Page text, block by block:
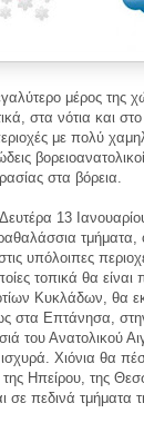
μέρος της
στα νότια και
με πολύ
στα βόρεια.
13
υπόλοιπες
τοπικά θα
Κυκλάδων, θα
στα Επτάνησα,
του Ανατολικού
Χιόνια θα
της Ηπείρου, της
σε πεδινά τμήματα